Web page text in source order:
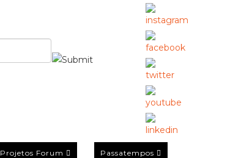
Projetos Forum Passatempos